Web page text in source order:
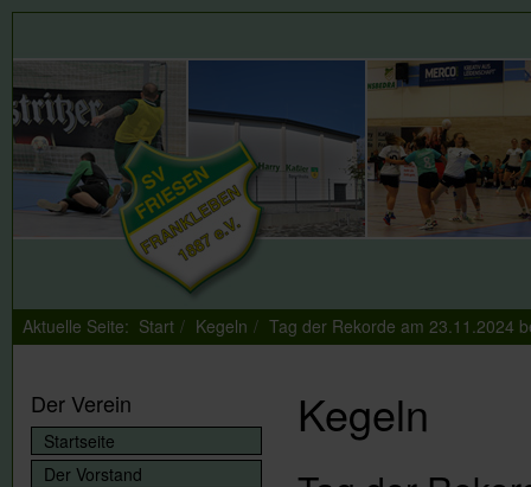
Aktuelle Seite: Start Kegeln Tag der Rekorde am 23.11.2024
Kegeln
Der Verein
Startseite
Der Vorstand